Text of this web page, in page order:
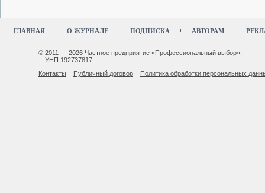
ГЛАВНАЯ О ЖУРНАЛЕ ПОДПИСКА АВТОРАМ
© 2011 — 2026 Частное предприятие «Профессиональный выбор»,
УНП 192737817
Контакты
Публичный договор Политика обработки персональных